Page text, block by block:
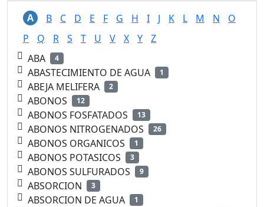
A B C D E F G H I J K L M N
O
P
Q R S T U V X Y
Z
ABA
4
ABASTECIMIENTO DE AGUA 1
ABEJA MELIFERA 2
ABONOS 12
ABONOS FOSFATADOS 13
ABONOS NITROGENADOS 26
ABONOS ORGANICOS 1
ABONOS POTASICOS 3
ABONOS SULFURADOS 9
ABSORCION 3
ABSORCION DE AGUA 1